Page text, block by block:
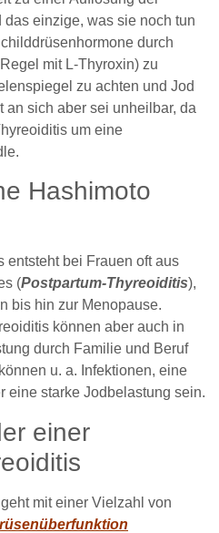
einzige, was sie noch tun
durch
mit L-Thyroxin) zu
zu achten und Jod
an sich aber sei unheilbar, da
um eine
Hashimoto
entsteht bei Frauen oft aus
(Postpartum-Thyreoiditis),
bis hin zur Menopause.
können aber auch in
durch Familie und Beruf
u. a. Infektionen, eine
eine starke Jodbelastung sein.
einer
mit einer Vielzahl von